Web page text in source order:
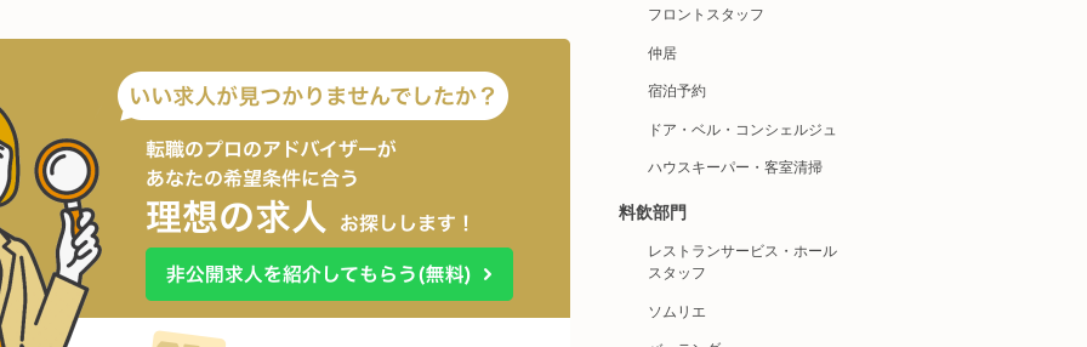
フロントスタッフ
仲居
宿泊予約
ドア・ベル・コンシェルジュ
ハウスキーパー・客室清掃
料飲部門
レストランサービス・ホール
スタッフ
ソムリエ